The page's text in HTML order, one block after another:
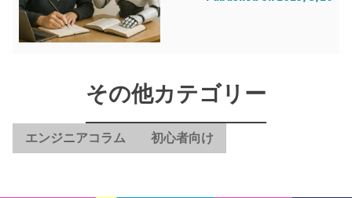
その他カテゴリー
エンジニアコラム 初心者向け